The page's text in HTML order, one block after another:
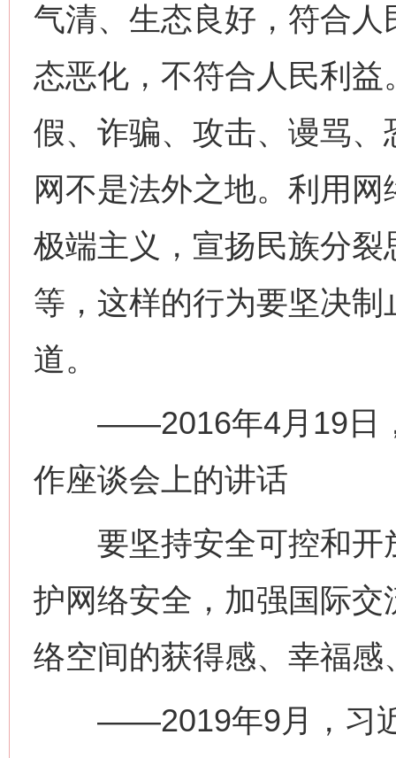
气清、生态良好，符合
态恶化，不符合人民利
假、诈骗、攻击、谩骂
网不是法外之地。利用
极端主义，宣扬民族分
等，这样的行为要坚决
道。
——2016年4月19日，
作座谈会上的讲话
要坚持安全可控和开
护网络安全，加强国际
络空间的获得感、幸福
——2019年9月，习近